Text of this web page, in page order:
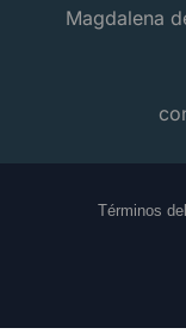
Magdalena
Términos